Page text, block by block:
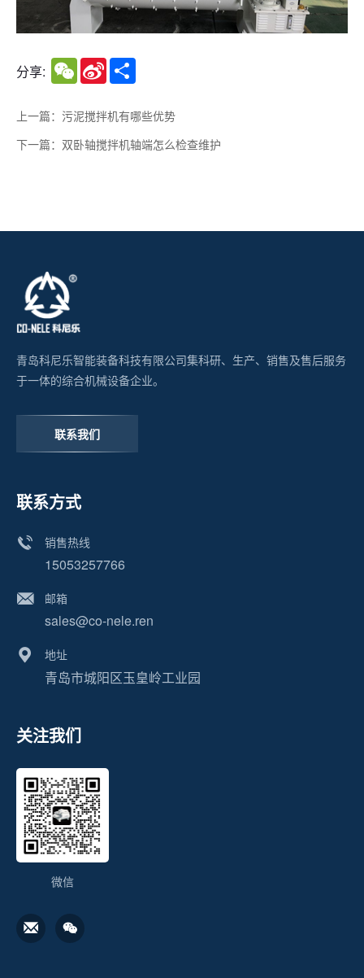
分享: WeChatSina
Weibo
上一篇：污泥搅拌机有哪些优势
下一篇：双卧轴搅拌机轴端怎么检查维护
青岛科尼乐智能装备科技有限公司集科研、生产、销售及售后服务
于一体的综合机械设备企业。
联系我们
联系方式
销售热线
15053257766
邮箱
sales@co-nele.ren
地址
青岛市城阳区玉皇岭工业园
关注我们
微信